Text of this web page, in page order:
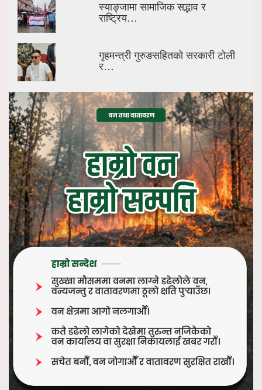
स्याङ्जामा सामाजिक सद्भाव र
राष्ट्रिय…
गृहमन्त्री गुरुङसहितको सरकारी टोली
र…